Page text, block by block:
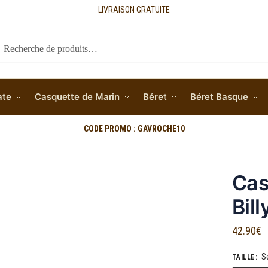
LIVRAISON GRATUITE
Casquette de Marin Béret Béret Basque
CODE PROMO : GAVROCHE10
42.90€
TAILLE :